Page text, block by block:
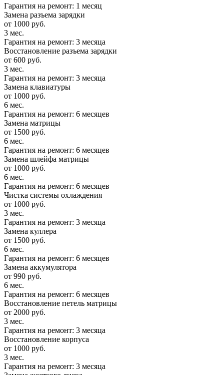
Гарантия на ремонт: 1 месяц
Замена разъема зарядки
от 1000 руб.
3 мес.
Гарантия на ремонт: 3 месяца
Восстановление разъема зарядки
от 600 руб.
3 мес.
Гарантия на ремонт: 3 месяца
Замена клавиатуры
от 1000 руб.
6 мес.
Гарантия на ремонт: 6 месяцев
Замена матрицы
от 1500 руб.
6 мес.
Гарантия на ремонт: 6 месяцев
Замена шлейфа матрицы
от 1000 руб.
6 мес.
Гарантия на ремонт: 6 месяцев
Чистка системы охлаждения
от 1000 руб.
3 мес.
Гарантия на ремонт: 3 месяца
Замена куллера
от 1500 руб.
6 мес.
Гарантия на ремонт: 6 месяцев
Замена аккумулятора
от 990 руб.
6 мес.
Гарантия на ремонт: 6 месяцев
Восстановление петель матрицы
от 2000 руб.
3 мес.
Гарантия на ремонт: 3 месяца
Восстановление корпуса
от 1000 руб.
3 мес.
Гарантия на ремонт: 3 месяца